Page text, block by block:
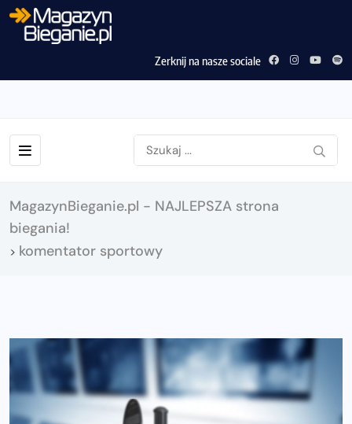
Zerknij na nasze sociale
MagazynBieganie.pl - NAJLEPSZA strona
biegania!
> komentator sportowy